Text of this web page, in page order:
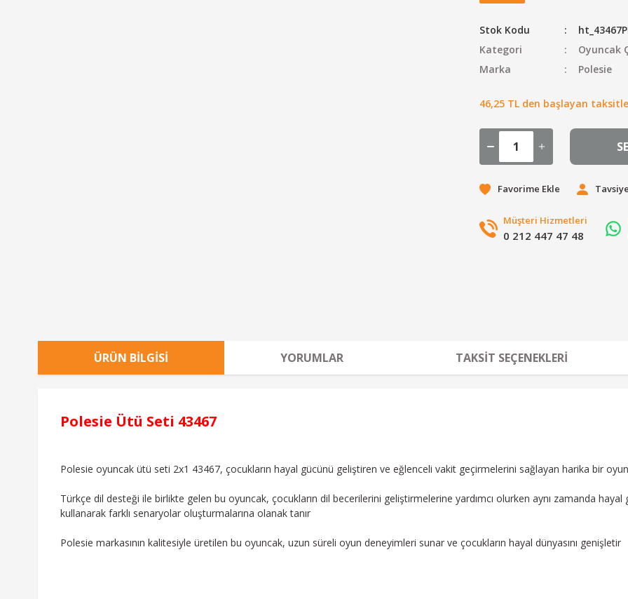
Stok Kodu
Kategori
Oyuncak
Marka
Polesie
46,25 TL den başlayan
Müşteri Hizmetleri
0 212 447 47 48
ÜRÜN BILGISI YORUMLAR TAKSIT SEÇENEKLERI
Polesie Ütü Seti 43467
Polesie oyuncak ütü seti 2x1 43467, çocukların hayal gücünü geliştiren ve eğlenceli vakit geçirmelerini sağlayan harika bir
Türkçe dil desteği ile birlikte gelen bu oyuncak, çocukların dil becerilerini geliştirmelerine yardımcı olurken aynı zamanda hayal
kullanarak farklı senaryolar oluşturmalarına olanak tanır
Polesie markasının kalitesiyle üretilen bu oyuncak, uzun süreli oyun deneyimleri sunar ve çocukların hayal dünyasını genişletir